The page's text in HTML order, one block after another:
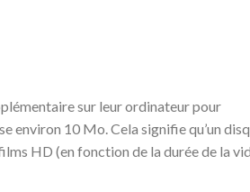
sur leur ordinateur pour
environ 10 Mo. Cela signifie qu’un
HD (en fonction de la durée de la